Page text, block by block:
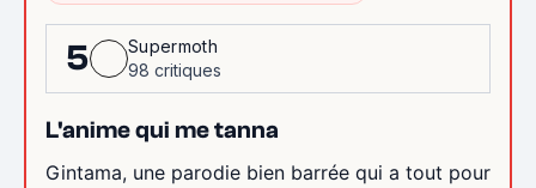
5
Supermoth
98 critiques
L'anime qui me tanna
Gintama, une parodie bien barrée qui a tout pour